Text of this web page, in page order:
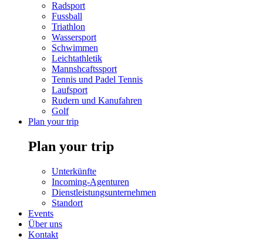
Radsport
Fussball
Triathlon
Wassersport
Schwimmen
Leichtathletik
Mannshcaftssport
Tennis und Padel Tennis
Laufsport
Rudern und Kanufahren
Golf
Plan your trip
Plan your trip
Unterkünfte
Incoming-Agenturen
Dienstleistungsunternehmen
Standort
Events
Über uns
Kontakt